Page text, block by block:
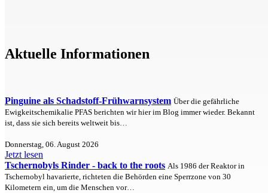
Aktuelle Informationen
Pinguine als Schadstoff-Frühwarnsystem Über die gefährliche
Ewigkeitschemikalie PFAS berichten wir hier im Blog immer wieder. Bekannt
ist, dass sie sich bereits weltweit bis…
Donnerstag, 06. August 2026
Jetzt lesen
Tschernobyls Rinder - back to the roots Als 1986 der Reaktor in
Tschernobyl havarierte, richteten die Behörden eine Sperrzone von 30
Kilometern ein, um die Menschen vor…